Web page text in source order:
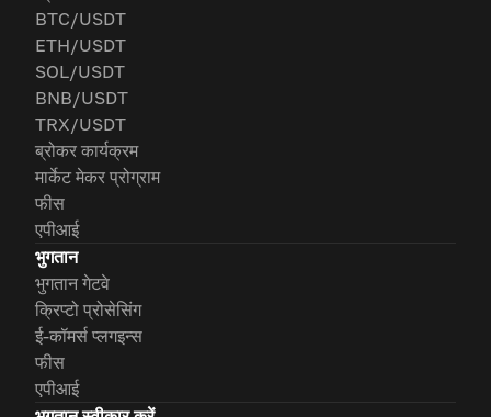
BTC/USDT
ETH/USDT
SOL/USDT
BNB/USDT
TRX/USDT
ब्रोकर कार्यक्रम
मार्केट मेकर प्रोग्राम
फीस
एपीआई
भुगतान
भुगतान गेटवे
क्रिप्टो प्रोसेसिंग
ई-कॉमर्स प्लगइन्स
फीस
एपीआई